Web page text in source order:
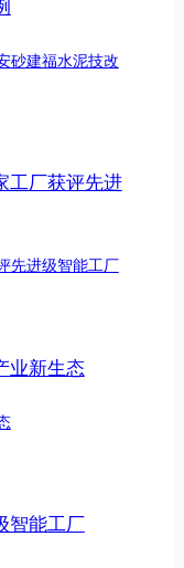
砂建福水泥技改
先进级智能工厂